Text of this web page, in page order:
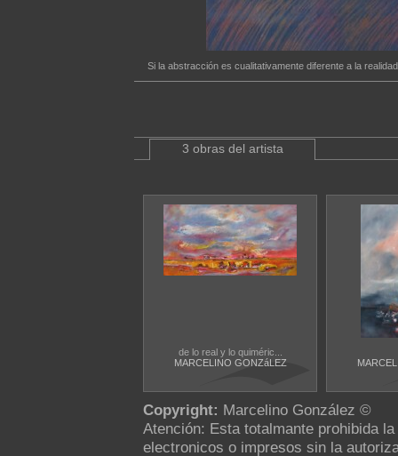
Si la abstracción es cualitativamente diferente a la
3 obras del artista
de lo real y lo quiméric...
MARCELINO GONZáLEZ
Copyright: Marcelino González ©
Atención: Esta totalmante prohibida
electronicos o impresos sin la